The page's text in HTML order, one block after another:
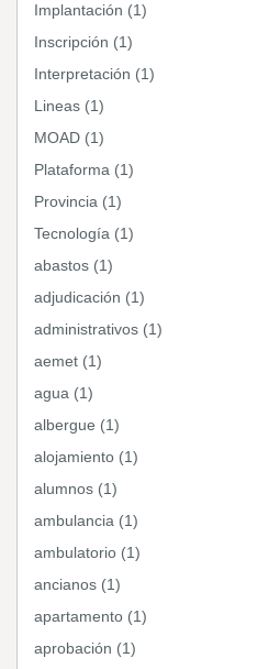
Implantación (1)
Inscripción (1)
Interpretación (1)
Lineas (1)
MOAD (1)
Plataforma (1)
Provincia (1)
Tecnología (1)
abastos (1)
adjudicación (1)
administrativos (1)
aemet (1)
agua (1)
albergue (1)
alojamiento (1)
alumnos (1)
ambulancia (1)
ambulatorio (1)
ancianos (1)
apartamento (1)
aprobación (1)